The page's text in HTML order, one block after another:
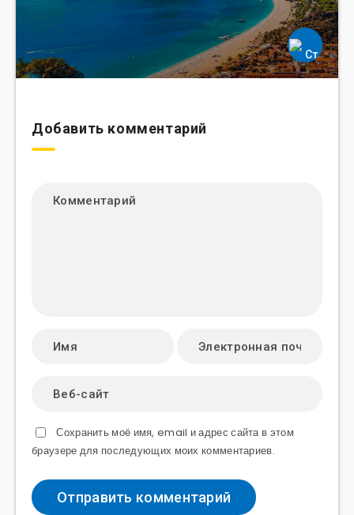
Добавить комментарий
Сохранить моё имя, email и адрес сайта в этом
браузере для последующих моих комментариев.